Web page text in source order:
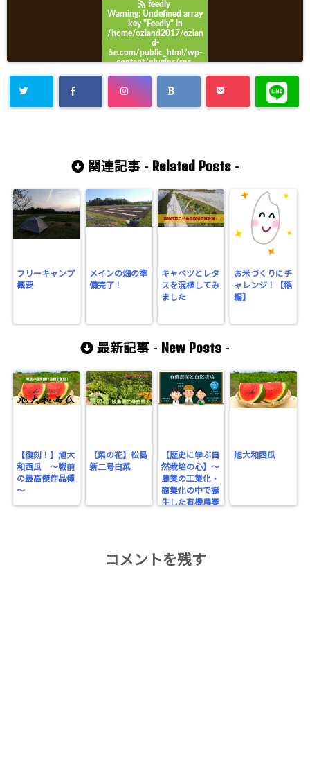
feedly
Warning: Undefined array
key "Feedly" in
/home/ozland2017/ozlan
d-
5e.com/public_html/wp-
content/plugins/sns-
関連記事 - Related Posts-
フリーキャンプ
概要
メインの畑の準
備完了！
キャベツとレタ
スを混植してみ
ました
お米づくりにチ
ャレンジ！【稲
編】
最新記事 - New Posts -
【復刻！】旭大
和西瓜 ～戦前
の最高傑作品種
～
【菜の花】松島
新二号白菜
【歴史に学ぶ自
然栽培の心】～
農業の工業化・
商業化の中で誕
生した有機農業
旭大和西瓜
コメントを残す